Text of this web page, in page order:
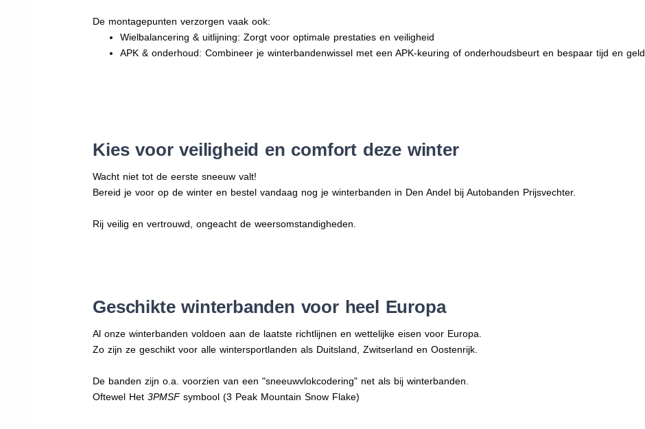
De montagepunten verzorgen vaak ook:
Wielbalancering & uitlijning: Zorgt voor optimale prestaties en veiligheid
APK & onderhoud: Combineer je winterbandenwissel met een APK-keuring of onderhoudsbeurt en bespaar tijd en geld.
Kies voor veiligheid en comfort deze winter
Wacht niet tot de eerste sneeuw valt!
Bereid je voor op de winter en bestel vandaag nog je winterbanden in Den Andel bij Autobanden Prijsvechter.
Rij veilig en vertrouwd, ongeacht de weersomstandigheden.
Geschikte winterbanden voor heel Europa
Al onze winterbanden voldoen aan de laatste richtlijnen en wettelijke eisen voor Europa.
Zo zijn ze geschikt voor alle wintersportlanden als Duitsland, Zwitserland en Oostenrijk.
De banden zijn o.a. voorzien van een "sneeuwvlokcodering" net als bij winterbanden.
Oftewel Het3PMSFsymbool (3 Peak Mountain Snow Flake)